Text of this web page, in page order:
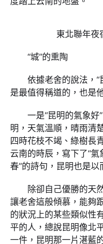
東北聯年夜
“城”的熏陶
依據老舍的說法，“
是最值得稱道的，也是
一是“昆明的氣象
明，天氣溫順，晴雨清
四時花枝不竭、綠樹長
云南的時辰，寫下了“
春”的詩句，昆明也是以
除卻自己優勝的天
讓老舍這般傾慕，能夠
的狀況上的某些類似性
平的人，總說昆明像北
一件，昆明那一片湛藍